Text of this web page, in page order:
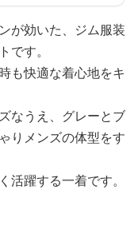
が効いた、ジム服装
です。
も快適な着心地をキ
なうえ、グレーとブ
りメンズの体型をす
活躍する一着です。